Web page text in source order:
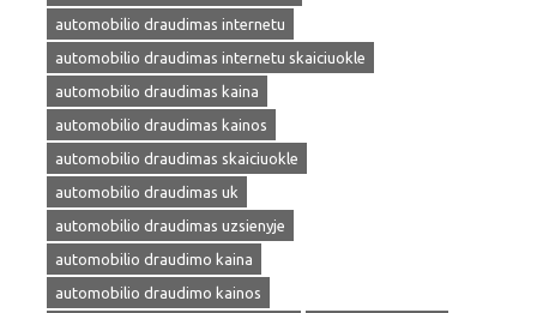
automobilio draudimas internetu
automobilio draudimas internetu skaiciuokle
automobilio draudimas kaina
automobilio draudimas kainos
automobilio draudimas skaiciuokle
automobilio draudimas uk
automobilio draudimas uzsienyje
automobilio draudimo kaina
automobilio draudimo kainos